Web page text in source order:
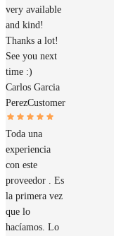
very available
and kind!
Thanks a lot!
See you next
time :)
Carlos Garcia
PerezCustomer
Toda una
experiencia
con este
proveedor . Es
la primera vez
que lo
hacíamos. Lo